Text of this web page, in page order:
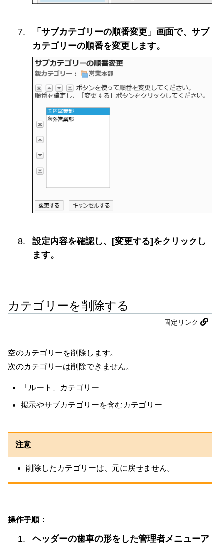
「サブカテゴリーの順番変更」画面で、サブ
カテゴリーの順番を変更します。
設定内容を確認し、[変更する]をクリックし
ます。
カテゴリーを削除する
固定リンク
空のカテゴリーを削除します。
次のカテゴリーは削除できません。
「ルート」カテゴリー
掲示やサブカテゴリーを含むカテゴリー
注意
削除したカテゴリーは、元に戻せません。
操作手順：
ヘッダーの歯車の形をした管理者メニューア